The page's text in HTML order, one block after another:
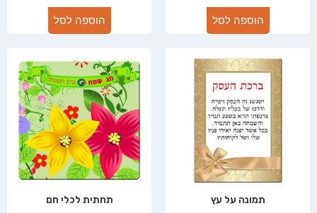
הוספה לסל הוספה לסל
תמונה על עץ תחתית לכלי חם